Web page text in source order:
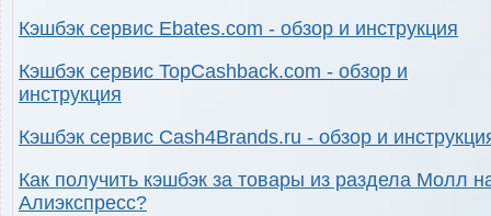
Кэшбэк сервис Ebates.com - обзор и инструкция
Кэшбэк сервис TopCashback.com - обзор и
инструкция
Кэшбэк сервис Cash4Brands.ru - обзор и
Как получить кэшбэк за товары из раздела Молл
Алиэкспресс?